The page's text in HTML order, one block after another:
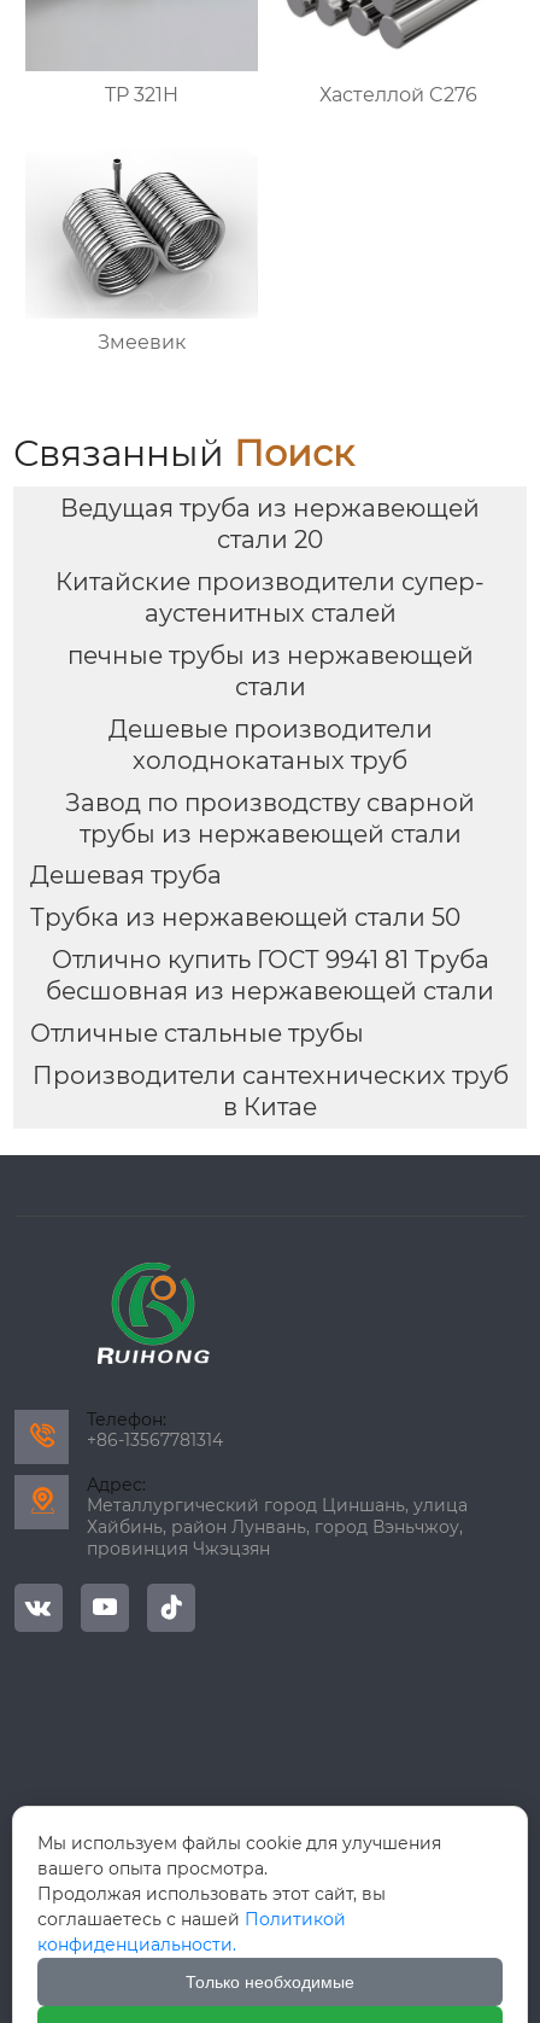
TP 321H Хастеллой C276
Змеевик
Связанный Поиск
Ведущая труба из нержавеющей
стали 20
Китайские производители супер-
аустенитных сталей
печные трубы из нержавеющей
стали
Дешевые производители
холоднокатаных труб
Завод по производству сварной
трубы из нержавеющей стали
Дешевая труба
Трубка из нержавеющей стали 50
Отлично купить ГОСТ 9941 81 Труба
бесшовная из нержавеющей стали
Отличные стальные трубы
Производители сантехнических труб
в Китае

Телефон:
+86-13567781314

Адрес:
Металлургический город Циншань, улица
Хайбинь, район Лунвань, город Вэньчжоу,
провинция Чжэцзян
  
Мы используем файлы cookie для улучшения
вашего опыта просмотра.
Продолжая использовать этот сайт, вы
соглашаетесь с нашей Политикой
конфиденциальности.
Только необходимые